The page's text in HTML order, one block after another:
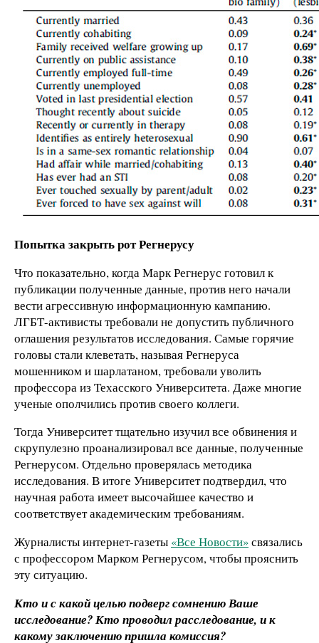
Попытка закрыть рот Регнерусу
Что показательно, когда Марк Регнерус готовил к
публикации полученные данные, против него начали
вести агрессивную информационную кампанию.
ЛГБТ-активисты требовали не допустить публичного
оглашения результатов исследования. Самые горячие
головы стали клеветать, называя Регнеруса
мошенником и шарлатаном, требовали уволить
профессора из Техасского Университета. Даже многие
ученые ополчились против своего коллеги.
Тогда Университет тщательно изучил все обвинения и
скрупулезно проанализировал все данные, полученные
Регнерусом. Отдельно проверялась методика
исследования. В итоге Университет подтвердил, что
научная работа имеет высочайшее качество и
соответствует академическим требованиям.
Журналисты интернет-газеты «Все Новости»связались
с профессором Марком Регнерусом, чтобы прояснить
эту ситуацию.
Кто и с какой целью подверг сомнению Ваше
исследование? Кто проводил расследование, и к
какому заключению пришла комиссия?